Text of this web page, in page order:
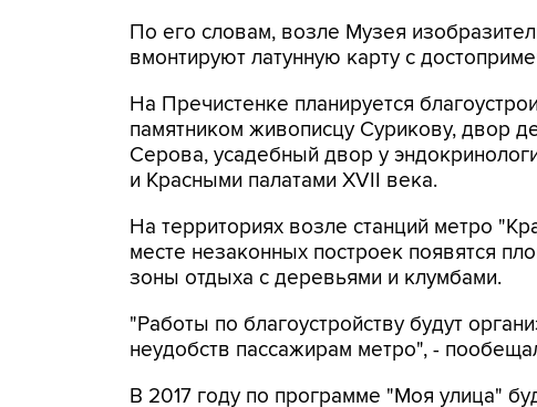
По его словам, возле Музея
вмонтируют латунную карту с
На Пречистенке планируется
памятником живописцу Сурикову, двор
Серова, усадебный двор у
и Красными палатами XVII века.
На территориях возле станций метро
месте незаконных построек появятся
зоны отдыха с деревьями и клумбами.
"Работы по благоустройству будут
неудобств пассажирам метро", -
В 2017 году по программе "Моя улица"